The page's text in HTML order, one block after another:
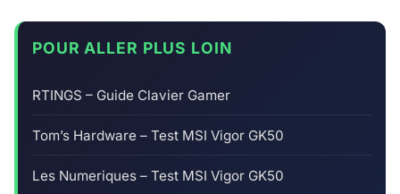
POUR ALLER PLUS LOIN
RTINGS – Guide Clavier Gamer
Tom’s Hardware – Test MSI Vigor GK50
Les Numeriques – Test MSI Vigor GK50